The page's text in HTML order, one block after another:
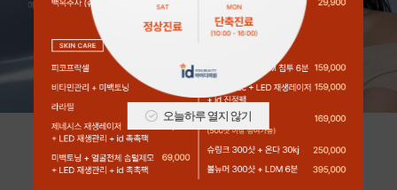
1/5
아이디 어워즈 [대상]
전국민 1시술 시급! 스테디셀러
오늘하루 열지 않기